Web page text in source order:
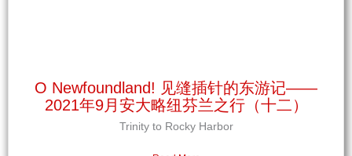
O Newfoundland! 见缝插针的东游记——
2021年9月安大略纽芬兰之行（十二）
Trinity to Rocky Harbor